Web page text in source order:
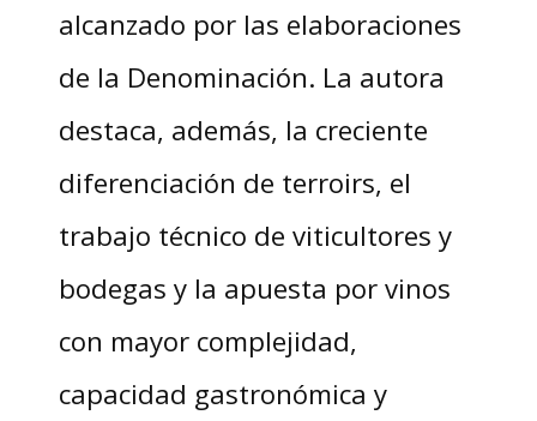
alcanzado por las elaboraciones
de la Denominación. La autora
destaca, además, la creciente
diferenciación de terroirs, el
trabajo técnico de viticultores y
bodegas y la apuesta por vinos
con mayor complejidad,
capacidad gastronómica y